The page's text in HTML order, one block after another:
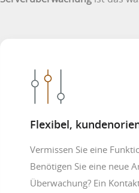
Flexibel,
Vermissen Sie eine
Benötigen Sie eine neue
Überwachung? Ein